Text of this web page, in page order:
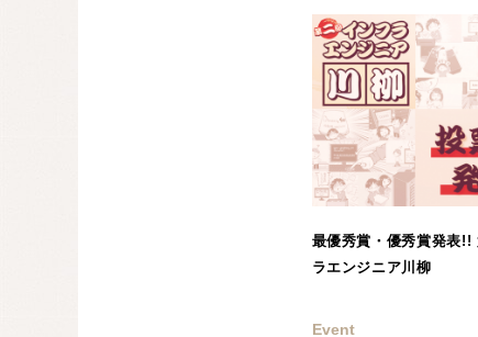
最優秀賞・優秀賞発表!!
ラエンジニア川柳
Event